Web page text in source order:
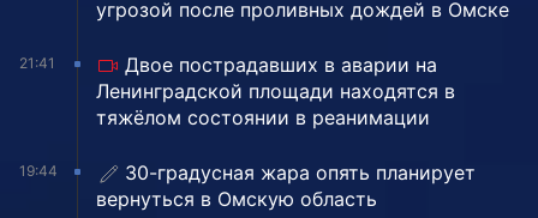
угрозой после проливных дождей в Омске
21:41
Двое пострадавших в аварии на
Ленинградской площади находятся в
тяжёлом состоянии в реанимации
19:44
30-градусная жара опять планирует
вернуться в Омскую область